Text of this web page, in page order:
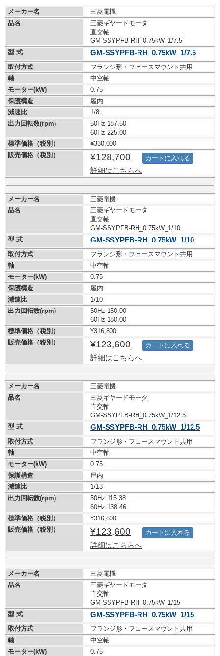
メーカー名
三菱電機
品名
三菱ギヤードモータ
直交軸
GM-SSYPFB-RH_0.75kW_1/7.5
型 式
GM-SSYPFB-RH_0.75kW_1/7.5
取付方式
フランジ形・フェースマウント共用
軸
中空軸
モーター(kW)
0.75
保護構造
屋内
減速比
1/8
出力回転数(rpm)
50Hz 187.50
60Hz 225.00
標準価格（税別）
¥330,000
販売価格（税別）
¥128,700
詳細はこちらへ
カートに入れる
メーカー名
三菱電機
品名
三菱ギヤードモータ
直交軸
GM-SSYPFB-RH_0.75kW_1/10
型 式
GM-SSYPFB-RH_0.75kW_1/10
取付方式
フランジ形・フェースマウント共用
軸
中空軸
モーター(kW)
0.75
保護構造
屋内
減速比
1/10
出力回転数(rpm)
50Hz 150.00
60Hz 180.00
標準価格（税別）
¥316,800
販売価格（税別）
¥123,600
詳細はこちらへ
カートに入れる
メーカー名
三菱電機
品名
三菱ギヤードモータ
直交軸
GM-SSYPFB-RH_0.75kW_1/12.5
型 式
GM-SSYPFB-RH_0.75kW_1/12.5
取付方式
フランジ形・フェースマウント共用
軸
中空軸
モーター(kW)
0.75
保護構造
屋内
減速比
1/13
出力回転数(rpm)
50Hz 115.38
60Hz 138.46
標準価格（税別）
¥316,800
販売価格（税別）
¥123,600
詳細はこちらへ
カートに入れる
メーカー名
三菱電機
品名
三菱ギヤードモータ
直交軸
GM-SSYPFB-RH_0.75kW_1/15
型 式
GM-SSYPFB-RH_0.75kW_1/15
取付方式
フランジ形・フェースマウント共用
軸
中空軸
モーター(kW)
0.75